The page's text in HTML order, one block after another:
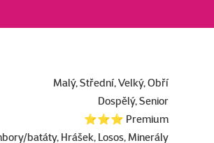
Malý, Střední, Velký, Obří
Dospělý, Senior
⭐⭐⭐ Premium
batáty, Hrášek, Losos, Minerály